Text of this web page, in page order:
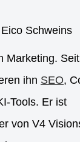
Schweins
Marketing.
ihn SEO,
Tools. Er ist
von V4